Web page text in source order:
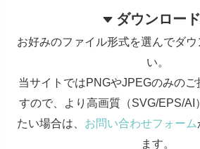
ダウンロード
お好みのファイル形式を選んでダ
い。
当サイトではPNGやJPEGのみのご
すので、より高画質（SVG/EPS/AI
たい場合は、 お問い合わせフォーム
ます。